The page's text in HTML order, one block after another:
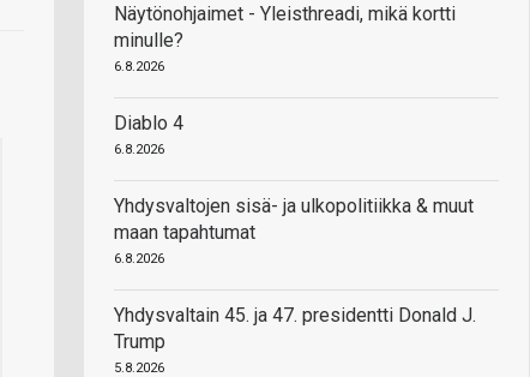
Näytönohjaimet - Yleisthreadi, mikä kortti
minulle?
6.8.2026
Diablo 4
6.8.2026
Yhdysvaltojen sisä- ja ulkopolitiikka & muut
maan tapahtumat
6.8.2026
Yhdysvaltain 45. ja 47. presidentti Donald J.
Trump
5.8.2026